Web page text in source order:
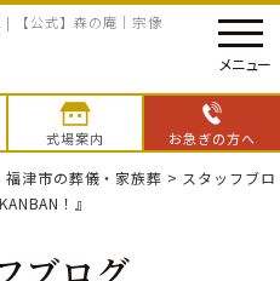
【公式】森の庵｜宗像
式場案内 お急ぎの方へ
メニュー
福津市の葬儀・家族葬 > スタッフブロ
！』